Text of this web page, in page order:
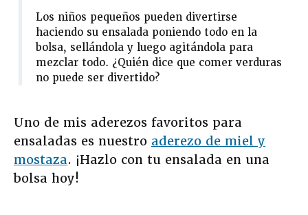
Los niños pequeños pueden divertirse
haciendo su ensalada poniendo todo en la
bolsa, sellándola y luego agitándola para
mezclar todo. ¿Quién dice que comer verduras
no puede ser divertido?
Uno de mis aderezos favoritos para
ensaladas es nuestro aderezo de miel y
mostaza. ¡Hazlo con tu ensalada en una
bolsa hoy!